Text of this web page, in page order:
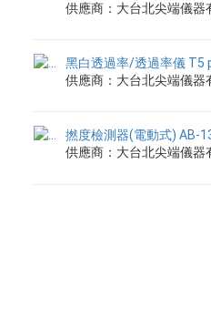
供應商：大台北尖端儀器
黑白透過率/透過率儀 T5
供應商：大台北尖端儀器
撚度檢測器(電動式) AB-
供應商：大台北尖端儀器